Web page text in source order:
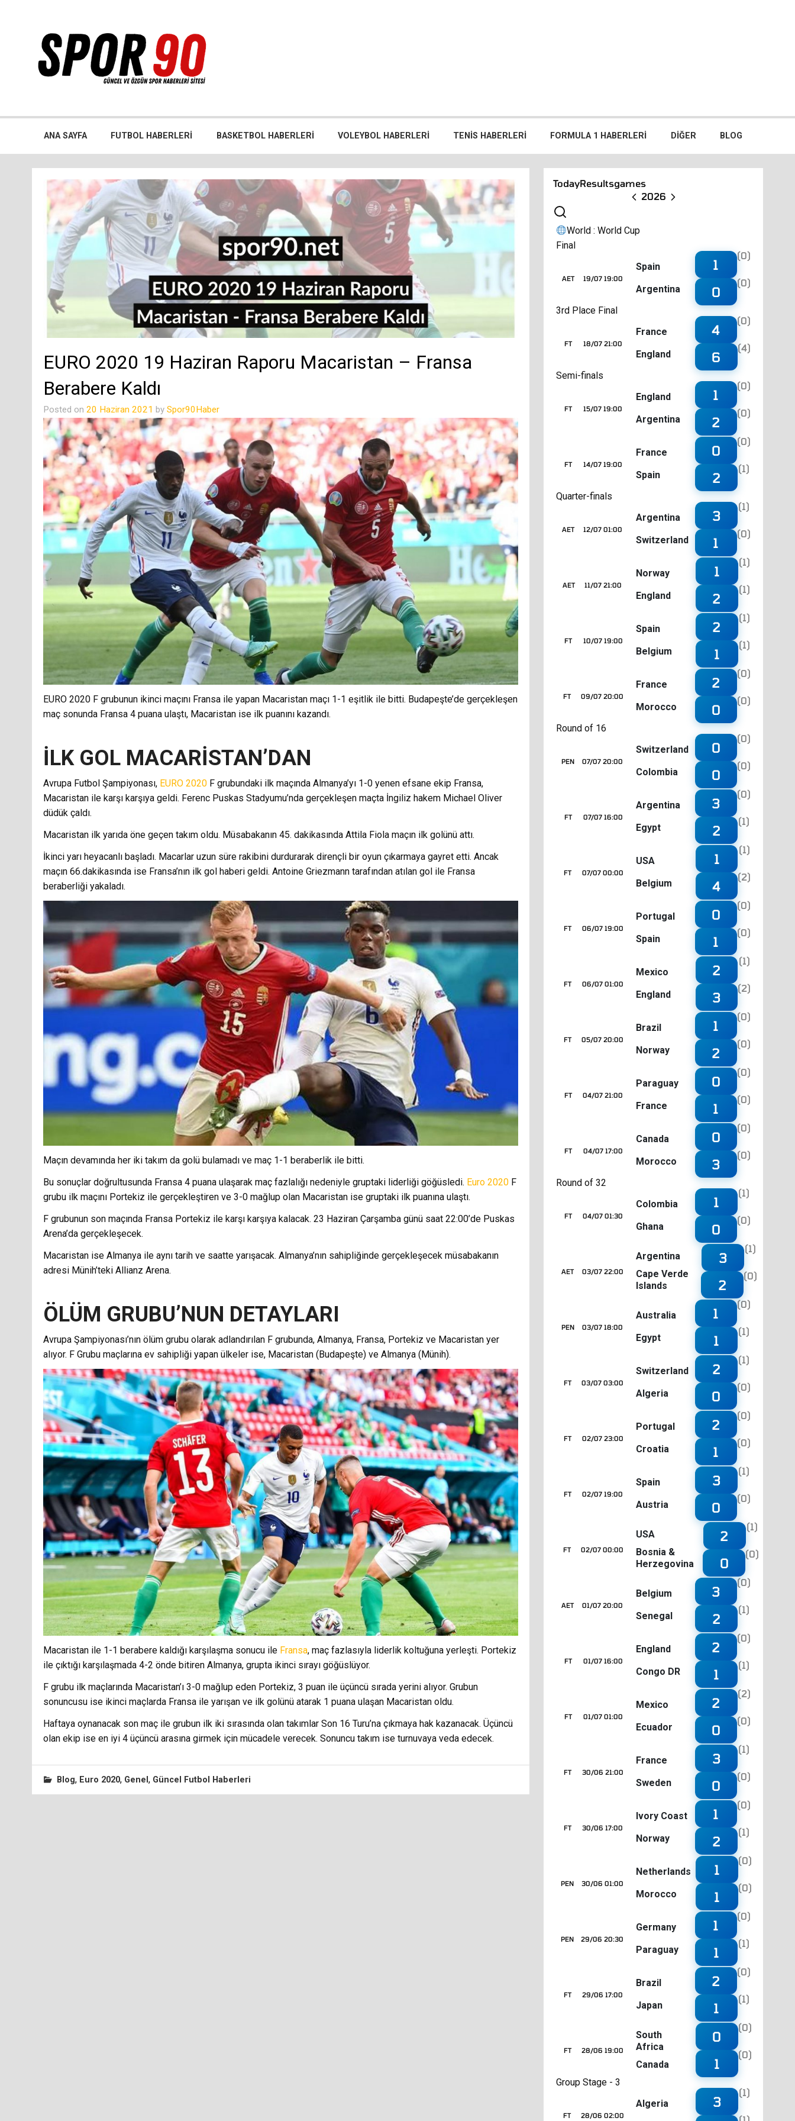
ANA SAYFA FUTBOL HABERLERI BASKETBOL HABERLERI VOLEYBOL HABERLERI TENIS HABERLERI FORMULA 1 HABERLERI DIĞER BLOG
EURO 2020 19 Haziran Raporu Macaristan – Fransa
Berabere Kaldı
Posted on 20 Haziran 2021 by Spor90Haber
EURO 2020 F grubunun ikinci maçını Fransa ile yapan Macaristan maçı 1-1 eşitlik ile bitti. Budapeşte’de gerçekleşen
maç sonunda Fransa 4 puana ulaştı, Macaristan ise ilk puanını kazandı.
İLK GOL MACARİSTAN’DAN
Avrupa Futbol Şampiyonası, EURO 2020F grubundaki ilk maçında Almanya’yı 1-0 yenen efsane ekip Fransa,
Macaristan ile karşı karşıya geldi. Ferenc Puskas Stadyumu’nda gerçekleşen maçta İngiliz hakem Michael Oliver
düdük çaldı.
Macaristan ilk yarıda öne geçen takım oldu. Müsabakanın 45. dakikasında Attila Fiola maçın ilk golünü attı.
İkinci yarı heyacanlı başladı. Macarlar uzun süre rakibini durdurarak dirençli bir oyun çıkarmaya gayret etti. Ancak
maçın 66.dakikasında ise Fransa’nın ilk gol haberi geldi. Antoine Griezmann tarafından atılan gol ile Fransa
beraberliği yakaladı.
Maçın devamında her iki takım da golü bulamadı ve maç 1-1 beraberlik ile bitti.
Bu sonuçlar doğrultusunda Fransa 4 puana ulaşarak maç fazlalığı nedeniyle gruptaki liderliği göğüsledi. Euro 2020F
grubu ilk maçını Portekiz ile gerçekleştiren ve 3-0 mağlup olan Macaristan ise gruptaki ilk puanına ulaştı.
F grubunun son maçında Fransa Portekiz ile karşı karşıya kalacak. 23 Haziran Çarşamba günü saat 22:00’de Puskas
Arena’da gerçekleşecek.
Macaristan ise Almanya ile aynı tarih ve saatte yarışacak. Almanya’nın sahipliğinde gerçekleşecek müsabakanın
adresi Münih’teki Allianz Arena.
ÖLÜM GRUBU’NUN DETAYLARI
Avrupa Şampiyonası’nın ölüm grubu olarak adlandırılan F grubunda, Almanya, Fransa, Portekiz ve Macaristan yer
alıyor. F Grubu maçlarına ev sahipliği yapan ülkeler ise, Macaristan (Budapeşte) ve Almanya (Münih).
Macaristan ile 1-1 berabere kaldığı karşılaşma sonucu ile Fransa, maç fazlasıyla liderlik koltuğuna yerleşti. Portekiz
ile çıktığı karşılaşmada 4-2 önde bitiren Almanya, grupta ikinci sırayı göğüslüyor.
F grubu ilk maçlarında Macaristan’ı 3-0 mağlup eden Portekiz, 3 puan ile üçüncü sırada yerini alıyor. Grubun
sonuncusu ise ikinci maçlarda Fransa ile yarışan ve ilk golünü atarak 1 puana ulaşan Macaristan oldu.
Haftaya oynanacak son maç ile grubun ilk iki sırasında olan takımlar Son 16 Turu’na çıkmaya hak kazanacak. Üçüncü
olan ekip ise en iyi 4 üçüncü arasına girmek için mücadele verecek. Sonuncu takım ise turnuvaya veda edecek.
Blog, Euro 2020, Genel , Güncel Futbol Haberleri
TodayResultsgames
2026
World : World Cup
Final
19/07 19:00
AET
Spain
Argentina
1
(0)
0
(0)
3rd Place Final
18/07 21:00
FT
France
England
4
(0)
6
(4)
Semi-finals
15/07 19:00
FT
England
Argentina
1
(0)
2
(0)
14/07 19:00
FT
France
Spain
0
(0)
2
(1)
Quarter-finals
12/07 01:00
AET
Argentina
Switzerland
3
(1)
1
(0)
11/07 21:00
AET
Norway
England
1
(1)
2
(1)
10/07 19:00
FT
Spain
Belgium
2
(1)
1
(1)
09/07 20:00
FT
France
Morocco
2
(0)
0
(0)
Round of 16
07/07 20:00
PEN
Switzerland
Colombia
0
(0)
0
(0)
07/07 16:00
FT
Argentina
Egypt
3
(0)
2
(1)
07/07 00:00
FT
USA
Belgium
1
(1)
4
(2)
06/07 19:00
FT
Portugal
Spain
0
(0)
1
(0)
06/07 01:00
FT
Mexico
England
2
(1)
3
(2)
05/07 20:00
FT
Brazil
Norway
1
(0)
2
(0)
04/07 21:00
FT
Paraguay
France
0
(0)
1
(0)
04/07 17:00
FT
Canada
Morocco
0
(0)
3
(0)
Round of 32
04/07 01:30
FT
Colombia
Ghana
1
(1)
0
(0)
03/07 22:00
AET
Argentina
Cape Verde
Islands
3
(1)
2
(0)
03/07 18:00
PEN
Australia
Egypt
1
(0)
1
(1)
03/07 03:00
FT
Switzerland
Algeria
2
(1)
0
(0)
02/07 23:00
FT
Portugal
Croatia
2
(0)
1
(0)
02/07 19:00
FT
Spain
Austria
3
(1)
0
(0)
02/07 00:00
FT
USA
Bosnia &
Herzegovina
2
(1)
0
(0)
01/07 20:00
AET
Belgium
Senegal
3
(0)
2
(1)
01/07 16:00
FT
England
Congo DR
2
(0)
1
(1)
01/07 01:00
FT
Mexico
Ecuador
2
(2)
0
(0)
30/06 21:00
FT
France
Sweden
3
(1)
0
(0)
30/06 17:00
FT
Ivory Coast
Norway
1
(0)
2
(1)
30/06 01:00
PEN
Netherlands
Morocco
1
(0)
1
(0)
29/06 20:30
PEN
Germany
Paraguay
1
(0)
1
(1)
29/06 17:00
FT
Brazil
Japan
2
(0)
1
(1)
28/06 19:00
FT
South
Africa
Canada
0
(0)
1
(0)
Group Stage - 3
28/06 02:00
FT
Algeria
3
(1)